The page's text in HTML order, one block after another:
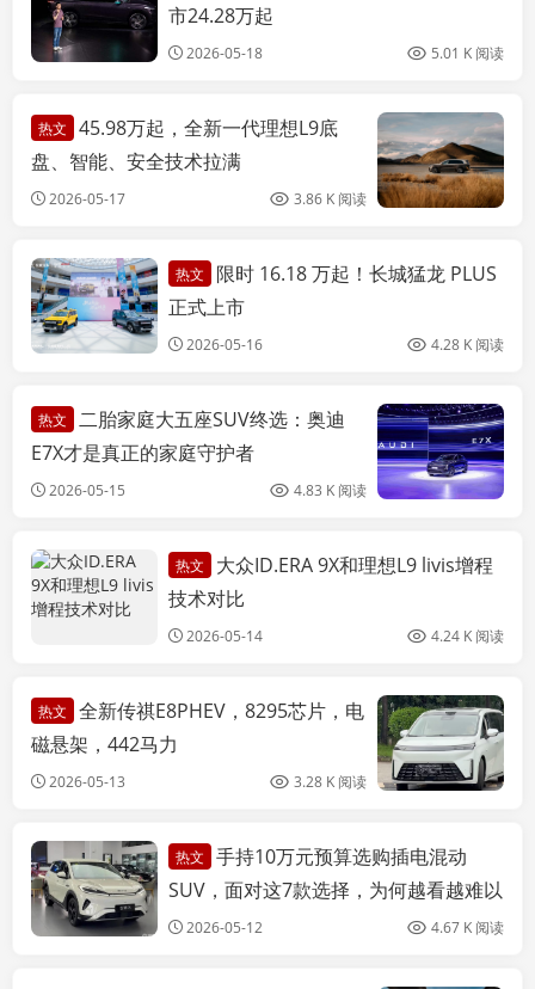
市24.28万起
2026-05-18 5.01 K 阅读
热文
45.98万起，全新一代理想L9底
盘、智能、安全技术拉满
2026-05-17 3.86 K 阅读
团车有门
热文
限时 16.18 万起！长城猛龙 PLUS
正式上市
2026-05-16 4.28 K 阅读
热文
二胎家庭大五座SUV终选：奥迪
E7X才是真正的家庭守护者
2026-05-15 4.83 K 阅读
团车有门
热文
大众ID.ERA 9X和理想L9 livis增程
技术对比
2026-05-14 4.24 K 阅读
热文
全新传祺E8PHEV，8295芯片，电
磁悬架，442马力
2026-05-13 3.28 K 阅读
团车有门
热文
手持10万元预算选购插电混动
SUV，面对这7款选择，为何越看越难以
定夺？
2026-05-12 4.67 K 阅读